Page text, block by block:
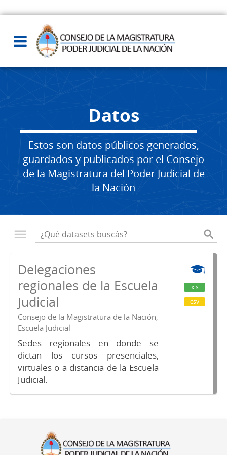
Datos
Estos son datos públicos generados,
guardados y publicados por el Consejo
de la Magistratura del Poder Judicial de
la Nación
Delegaciones
regionales de la Escuela
Judicial
Consejo de la Magistratura de la Nación,
Escuela Judicial
Sedes regionales en donde se
dictan los cursos presenciales,
virtuales o a distancia de la Escuela
Judicial.
xls
csv